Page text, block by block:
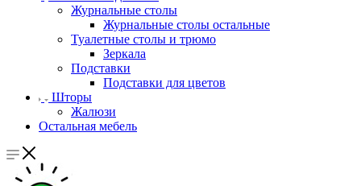
Журнальные столы
Журнальные столы остальные
Туалетные столы и трюмо
Зеркала
Подставки
Подставки для цветов
Шторы
Жалюзи
Остальная мебель